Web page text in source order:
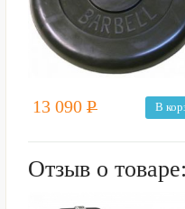
13 090 Р В
Отзыв о